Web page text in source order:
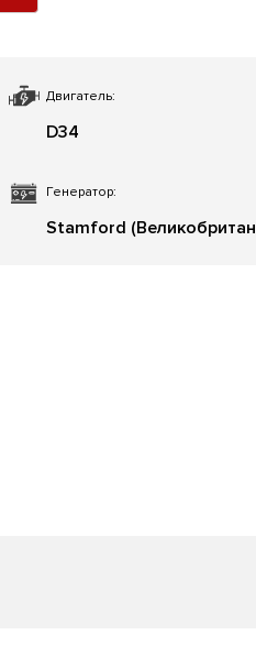
Двигатель:
D34
Генератор:
Stamford